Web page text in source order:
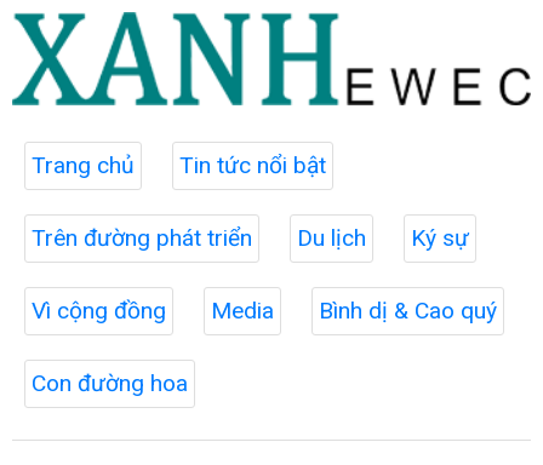
Trang chủ Tin tức nổi bật
Trên đường phát triển Du lịch Ký sự
Vì cộng đồng Media Bình dị & Cao quý
Con đường hoa